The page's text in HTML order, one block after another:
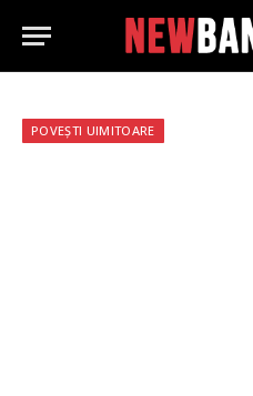
POVEȘTI UIMITOARE